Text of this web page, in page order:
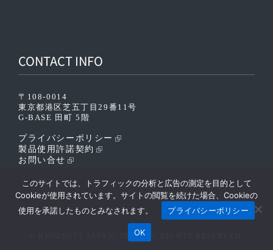
CONTACT INFO
〒108-0014
東京都港区芝五丁目29番11号
G-BASE 田町 5階
プライバシーポリシー
製品使用許諾契約
お問い合せ
© KINGSOFT JAPAN, INC. ALL RIGHTS RESERVED.
このサイトでは、トラフィックの分析と広告の測定を目的として
Cookieが使用されています。サイトの閲覧を続けた場合、Cookieの
使用を承諾したものとみなされます。
プライバシーポリシー
OK